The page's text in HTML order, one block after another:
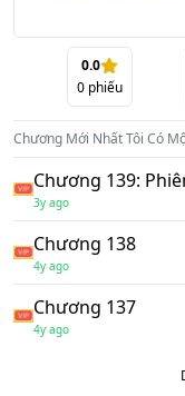
công X cảm giác đau
khác người thụ
Thể chất của cậu
cắt phải tay, cùng
Đan thì giống như
cắt da khoét xương
Đột nhiên cậu bắt
tiên sinh làm nhiệm
Tại thế giới đầu
0.0
0 phiếu
Chương Mới NhấtTôi Có
Chương 139:
3y ago
Chương 138
4y ago
Chương 137
4y ago